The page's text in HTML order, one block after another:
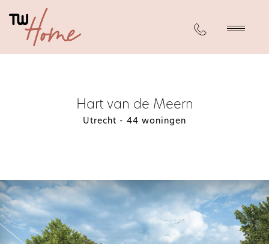
Hart van de Meern
Utrecht - 44 woningen